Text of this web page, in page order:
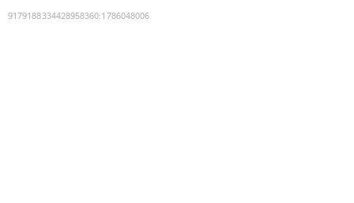
9179188334428958360:1786048006